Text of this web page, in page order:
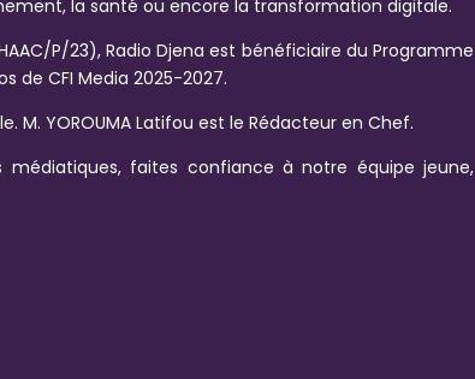
la santé ou encore la transformation digitale.
P/23), Radio Djena est bénéficiaire du Programme
de CFI Media 2025-2027.
M. YOROUMA Latifou est le Rédacteur en Chef.
médiatiques, faites confiance à notre équipe jeune,